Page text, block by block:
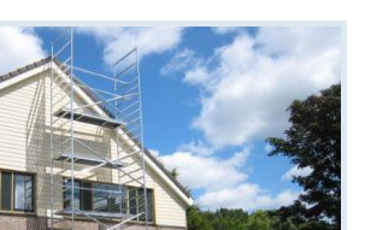
zie onder
200 cm.
400 cm.
61 cm.
173 cm.